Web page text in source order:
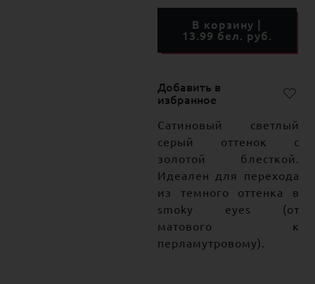
Сатиновый светлый
серый оттенок с
золотой блесткой.
Идеален для перехода
из темного оттенка в
smoky eyes (от
матового к
перламутровому).
В корзину |
13.99 бел. руб.
Добавить в
избранное